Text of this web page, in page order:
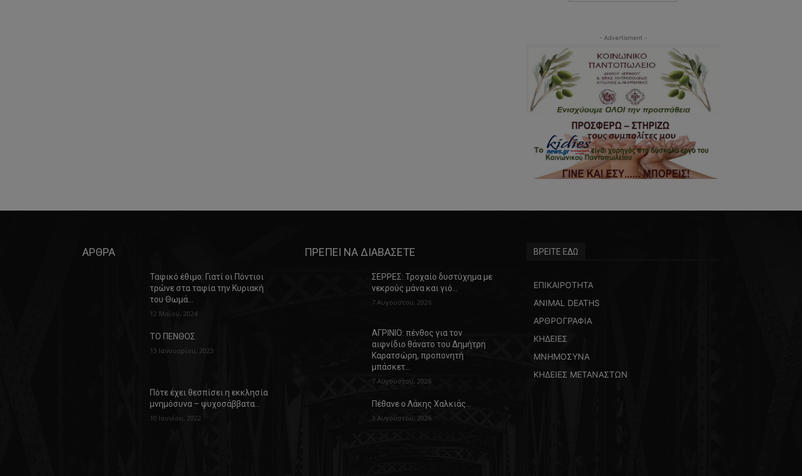
- Advertisment -
ΑΡΘΡΑ
Ταφικό έθιμο: Γιατί οι Πόντιοι
τρώνε στα ταφία την Κυριακή
του Θωμά…
12 Μαΐου, 2024
ΤΟ ΠΕΝΘΟΣ
13 Ιανουαρίου, 2023
Πότε έχει θεσπίσει η εκκλησία
μνημόσυνα – ψυχοσάββατα…
10 Ιουνίου, 2022
ΠΡΕΠΕΙ ΝΑ ΔΙΑΒΑΣΕΤΕ
ΣΕΡΡΕΣ: Τροχαίο δυστύχημα με
νεκρούς μάνα και γιό…
7 Αυγούστου, 2026
ΑΓΡΙΝΙΟ: πένθος για τον
αιφνίδιο θάνατο του Δημήτρη
Καρατσώρη, προπονητή
μπάσκετ…
7 Αυγούστου, 2026
Πέθανε ο Λάκης Χαλκιάς…
3 Αυγούστου, 2026
ΒΡΕΙΤΕ ΕΔΩ
ΕΠΙΚΑΙΡΟΤΗΤΑ
ANIMAL DEATHS
ΑΡΘΡΟΓΡΑΦΙΑ
ΚΗΔΕΙΕΣ
ΜΝΗΜΟΣΥΝΑ
ΚΗΔΕΙΕΣ ΜΕΤΑΝΑΣΤΩΝ